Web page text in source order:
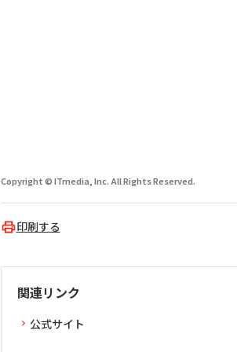
Copyright © ITmedia, Inc. All Rights Reserved.
印刷する
関連リンク
公式サイト